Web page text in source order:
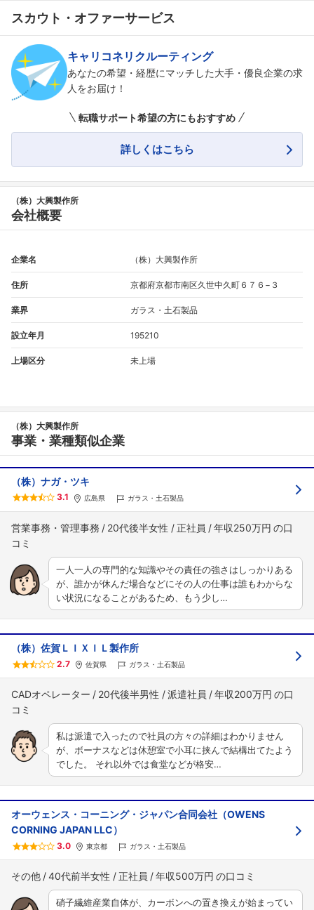
スカウト・オファーサービス
キャリコネリクルーティング
あなたの希望・経歴にマッチした大手・優良企業の求
人をお届け！
転職サポート希望の方にもおすすめ
詳しくはこちら
（株）大興製作所
会社概要
企業名 （株）大興製作所
住所 京都府京都市南区久世中久町６７６−３
業界 ガラス・土石製品
設立年月 195210
上場区分 未上場
（株）大興製作所
事業・業種類似企業
（株）ナガ・ツキ
3.1 広島県 ガラス・土石製品
営業事務・管理事務 20代後半女性 正社員 年収250万円
一人一人の専門的な知識やその責任の強さはしっかりある
が、誰かが休んだ場合などにその人の仕事は誰もわからな
い状況になることがあるため、もう少し…
（株）佐賀ＬＩＸＩＬ製作所
2.7 佐賀県 ガラス・土石製品
CADオペレーター 20代後半男性 派遣社員 年収200万円
私は派遣で入ったので社員の方々の詳細はわかりません
が、ボーナスなどは休憩室で小耳に挟んで結構出てたよう
でした。 それ以外では食堂などが格安…
オーウェンス・コーニング・ジャパン合同会社（OWENS
CORNING JAPAN LLC）
3.0 東京都 ガラス・土石製品
その他 40代前半女性 正社員 年収500万円
硝子繊維産業自体が、カーボンへの置き換えが始まってい